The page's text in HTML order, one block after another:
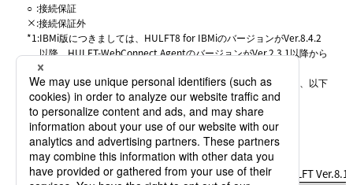
○ :接続保証
×:接続保証外
*1:IBMi版につきましては、HULFT8 for IBMiのバージョンがVer.8.4.2
以降、HULFT-WebConnect AgentのバージョンがVer.2.3.1以降から
の対応となります。
*2:HULFT Ver.8.4.0以降の一部の機能は利用できません。詳細は、以下
を参照してください。
HULFT-WebConnect Ver.3 Agent ガイド :制限事項
*3:HULFT-WebConnect Agentのバージョンです。
表3.65HULFTVer.8.4製品と対向転送が保証されているHULFT Ver.8.1